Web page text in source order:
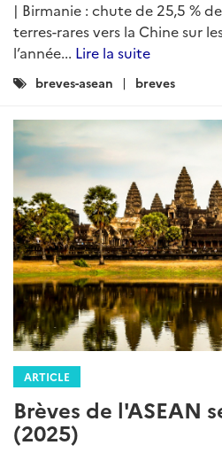
| Birmanie : chute de 25,5 %
terres-rares vers la Chine sur
l’année... Lire la suite
Catégories
breves-asean breves
ARTICLE
Brèves de l'ASEAN
(2025)